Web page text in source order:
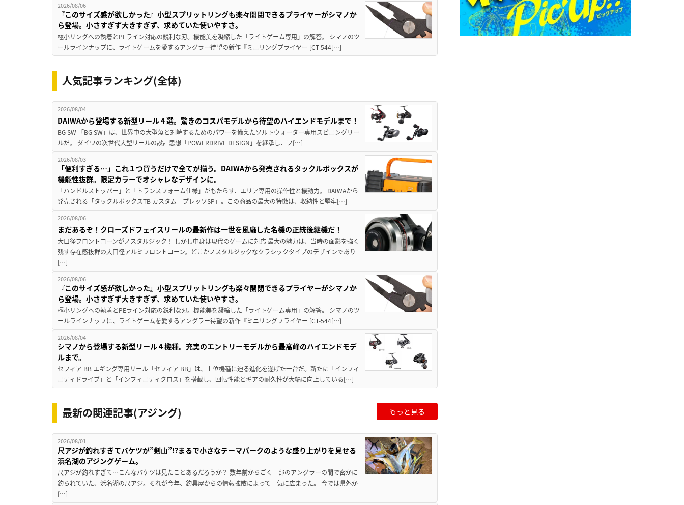
2026/08/06
『このサイズ感が欲しかった』小型スプリットリングも楽々開閉できるプライヤーがシマノか
ら登場。小さすぎず大きすぎず、求めていた使いやすさ。
極小リングへの執着とPEライン対応の鋭利な刃。機能美を凝縮した「ライトゲーム専用」の解答。 シマノのツ
ールラインナップに、ライトゲームを愛するアングラー待望の新作『ミニリングプライヤー [CT-544[…]
人気記事ランキング(全体)
2026/08/04
DAIWAから登場する新型リール４選。驚きのコスパモデルから待望のハイエンドモデルまで！
BG SW 「BG SW」は、世界中の大型魚と対峙するためのパワーを備えたソルトウォーター専用スピニングリー
ルだ。 ダイワの次世代大型リールの設計思想「POWERDRIVE DESIGN」を継承し、フ[…]
2026/08/03
「便利すぎる…」これ１つ買うだけで全てが揃う。DAIWAから発売されるタックルボックスが
機能性抜群。限定カラーでオシャレなデザインに。
「ハンドルストッパー」と「トランスフォーム仕様」がもたらす、エリア専用の操作性と機動力。 DAIWAから
発売される「タックルボックスTB カスタム プレッソSP」。この商品の最大の特徴は、収納性と堅牢[…]
2026/08/06
まだあるぞ！クローズドフェイスリールの最新作は一世を風靡した名機の正統後継機だ！
大口径フロントコーンがノスタルジック！ しかし中身は現代のゲームに対応 最大の魅力は、当時の面影を強く
残す存在感抜群の大口径アルミフロントコーン。どこかノスタルジックなクラシックタイプのデザインであり
[…]
2026/08/06
『このサイズ感が欲しかった』小型スプリットリングも楽々開閉できるプライヤーがシマノか
ら登場。小さすぎず大きすぎず、求めていた使いやすさ。
極小リングへの執着とPEライン対応の鋭利な刃。機能美を凝縮した「ライトゲーム専用」の解答。 シマノのツ
ールラインナップに、ライトゲームを愛するアングラー待望の新作『ミニリングプライヤー [CT-544[…]
2026/08/04
シマノから登場する新型リール４機種。充実のエントリーモデルから最高峰のハイエンドモデ
ルまで。
セフィア BB エギング専用リール「セフィア BB」は、上位機種に迫る進化を遂げた一台だ。新たに「インフィ
ニティドライブ」と「インフィニティクロス」を搭載し、回転性能とギアの耐久性が大幅に向上している[…]
最新の関連記事(アジング) もっと見る
2026/08/01
尺アジが釣れすぎてバケツが”剣山”!?まるで小さなテーマパークのような盛り上がりを見せる
浜名湖のアジングゲーム。
尺アジが釣れすぎて…こんなバケツは見たことあるだろうか？ 数年前からごく一部のアングラーの間で密かに
釣られていた、浜名湖の尺アジ。それが今年、釣具屋からの情報拡散によって一気に広まった。 今では県外か
[…]